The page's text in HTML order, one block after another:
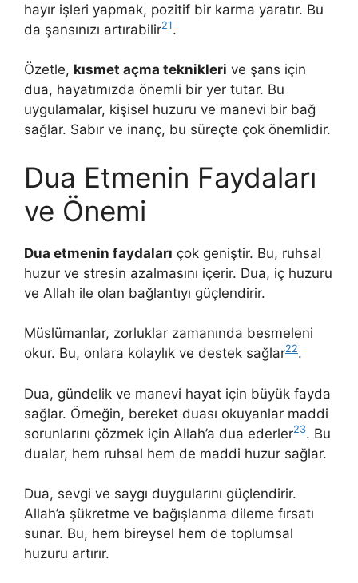
hayır işleri yapmak, pozitif bir karma yaratır. Bu
da şansınızı artırabilir21.
Özetle, kısmet açma teknikleri ve şans için
dua, hayatımızda önemli bir yer tutar. Bu
uygulamalar, kişisel huzuru ve manevi bir bağ
sağlar. Sabır ve inanç, bu süreçte çok önemlidir.
Dua Etmenin Faydaları
ve Önemi
Dua etmenin faydaları çok geniştir. Bu, ruhsal
huzur ve stresin azalmasını içerir. Dua, iç huzuru
ve Allah ile olan bağlantıyı güçlendirir.
Müslümanlar, zorluklar zamanında besmeleni
okur. Bu, onlara kolaylık ve destek sağlar22.
Dua, gündelik ve manevi hayat için büyük fayda
sağlar. Örneğin, bereket duası okuyanlar maddi
sorunlarını çözmek için Allah’a dua ederler23. Bu
dualar, hem ruhsal hem de maddi huzur sağlar.
Dua, sevgi ve saygı duygularını güçlendirir.
Allah’a şükretme ve bağışlanma dileme fırsatı
sunar. Bu, hem bireysel hem de toplumsal
huzuru artırır.